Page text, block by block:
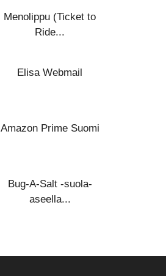
Menolippu (Ticket to
Ride...
Elisa Webmail
Amazon Prime Suomi
Bug-A-Salt -suola-
aseella...